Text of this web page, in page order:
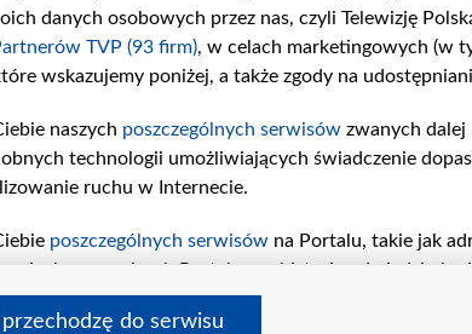
danych osobowych przez nas, czyli Telewizję
TVP (93 firm), w celach marketingowych (w
wskazujemy poniżej, a także zgody na
naszych poszczególnych serwisów zwanych dalej
technologii umożliwiających świadczenie
ruchu w Internecie.
poszczególnych serwisów na Portalu, takie jak
w serwisach Portalu czy historia odwiedzin
celów i funkcji: przechowywania informacji
reklam, tworzenia profilu
do serwisu